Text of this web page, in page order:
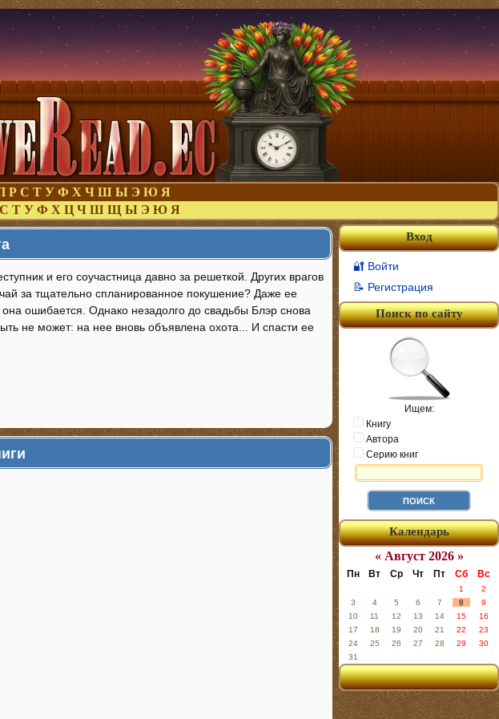
Р С Т У Ф Х Ч Ш Ы Э Ю Я
С Т У Ф Х Ц Ч Ш Щ Ы Э Ю Я
и его соучастница давно за решеткой. Других врагов
за тщательно спланированное покушение? Даже ее
ошибается. Однако незадолго до свадьбы Блэр снова
не может: на нее вновь объявлена охота... И спасти ее
Вход
🔐 Войти
📝 Регистрация
Поиск по сайту
Ищем:
Книгу
Автора
Серию книг
Календарь
« Август 2026 »
Пн Вт Ср Чт Пт Сб Вс
1
2
3
4 5 6 7 8
9
10
11 12 13 14 15
16
17
18 19 20 21 22
23
24
25 26 27 28 29
30
31